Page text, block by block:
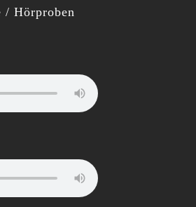
/ Hörproben